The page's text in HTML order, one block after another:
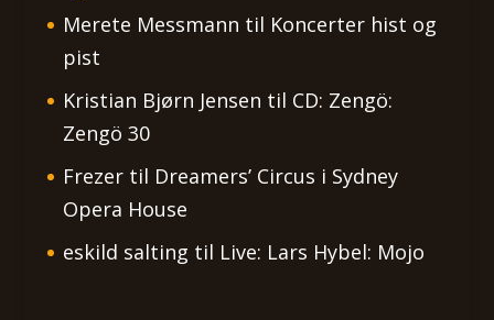
Merete Messmann til Koncerter hist og
pist
Kristian Bjørn Jensen til CD: Zengö:
Zengö 30
Frezertil Dreamers’ Circus i Sydney
Opera House
eskild salting til Live: Lars Hybel: Mojo